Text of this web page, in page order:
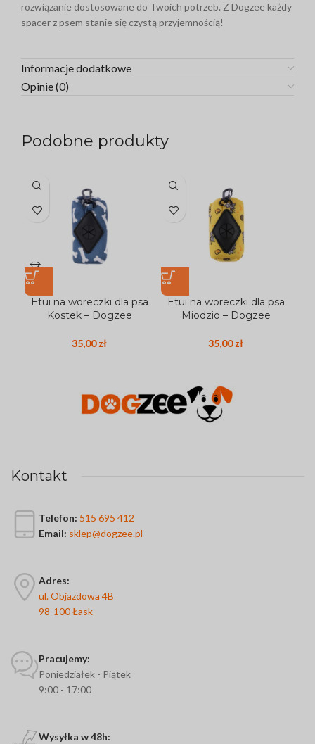
rozwiązanie dostosowane do Twoich potrzeb. Z Dogzee każdy
spacer z psem stanie się czystą przyjemnością!
Informacje dodatkowe
Opinie (0)
Podobne produkty
Etui na woreczki dla psa
Kostek – Dogzee
35,00zł
Etui na woreczki dla psa
Miodzio – Dogzee
35,00zł
Kontakt
Telefon: 515 695 412
Email: sklep@dogzee.pl
Adres:
ul. Objazdowa 4B
98-100 Łask
Pracujemy:
Poniedziałek - Piątek
9:00 - 17:00
Wysyłka w 48h: